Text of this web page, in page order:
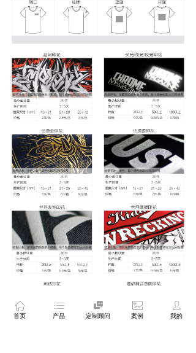
ꀇ
首页
ꂇ
产品

定制顾问
ꂈ
案例
ꄑ
我的